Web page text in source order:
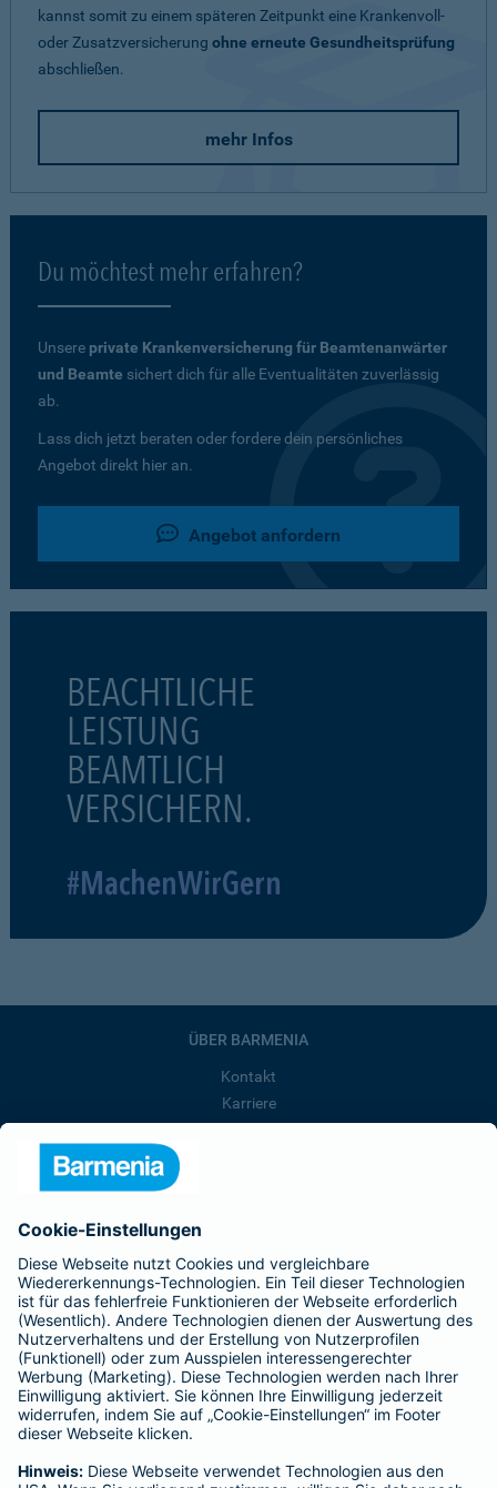
kannst somit zu einem späteren Zeitpunkt eine Krankenvoll-
oder Zusatzversicherung ohne erneute Gesundheitsprüfung
abschließen.
mehr Infos
Du möchtest mehr erfahren?
Unsere private Krankenversicherung für Beamtenanwärter
und Beamte sichert dich für alle Eventualitäten zuverlässig
ab.
Lass dich jetzt beraten oder fordere dein persönliches
Angebot direkt hier an.
Angebot anfordern
BEACHTLICHE
LEISTUNG
BEAMTLICH
VERSICHERN.
#MachenWirGern
ÜBER BARMENIA
Kontakt
Karriere
Barmenia ist Teil der BarmeniaGothaer
BELIEBTE SEITEN
Kranken-Zusatzversicherung
Tierversicherungen
Haftpflichtversicherung
Hausratversicherung